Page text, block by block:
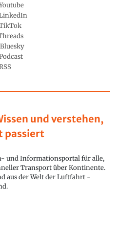
und verstehen,
passiert
und Informationsportal für alle,
Transport über Kontinente.
aus der Welt der Luftfahrt -
Bluesky